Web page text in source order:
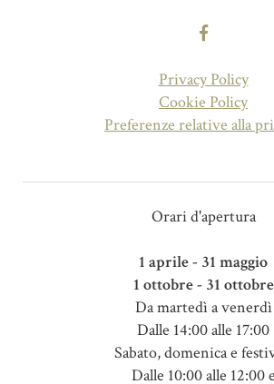
Privacy Policy
Cookie Policy
Preferenze relative alla
Orari d'apertura
1 aprile - 31 maggio
1 ottobre - 31 ottobre
Da martedì a venerdì
Dalle 14:00 alle 17:00
Sabato, domenica e
Dalle 10:00 alle 12:00 e